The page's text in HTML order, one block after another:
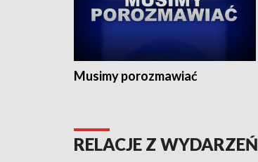
Musimy porozmawiać
RELACJE Z WYDARZEŃ